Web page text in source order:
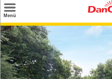
Menü
Suchen
Urlaubsziele
Weitere Urlaubsziele